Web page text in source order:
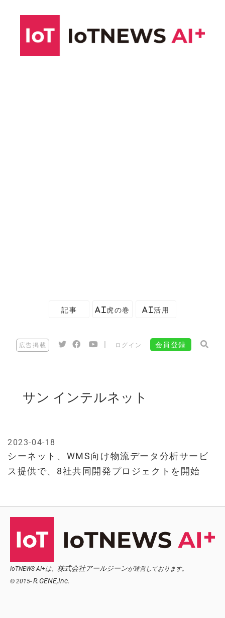
記事 AI虎の巻 AI活用
広告掲載 ログイン 会員登録
サン インテルネット
シーネット、WMS向け物流データ分析サービ
ス提供で、8社共同開発プロジェクトを開始
2023-04-18
IoTNEWS AI+は、 株式会社アールジーンが運営しております。
© 2015- R.GENE,Inc.